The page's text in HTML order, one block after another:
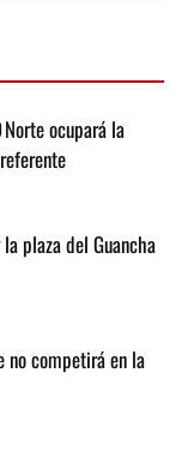
Norte ocupará la
plaza del Guancha
no competirá en la